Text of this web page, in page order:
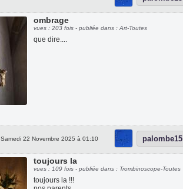
ombrage
vues : 203 fois - publiée dans : Art-Toutes
que dire....
Samedi 22 Novembre 2025 à 01:10 palombe15
toujours la
vues : 109 fois - publiée dans : Trombinoscope-Toutes
toujours la !!!